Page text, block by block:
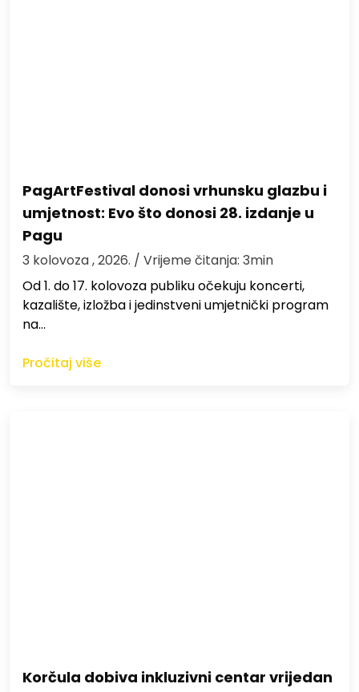
PagArtFestival donosi vrhunsku glazbu i
umjetnost: Evo što donosi 28. izdanje u
Pagu
3 kolovoza , 2026. / Vrijeme čitanja: 3min
Od 1. do 17. kolovoza publiku očekuju koncerti,
kazalište, izložba i jedinstveni umjetnički program
na…
Pročitaj više
Korčula dobiva inkluzivni centar vrijedan